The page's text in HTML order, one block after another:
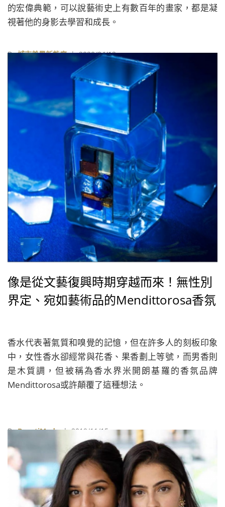
的宏偉典範，可以說藝術史上有數百年的畫家，都是凝
視著他的身影去學習和成長。
By城市美學新態度| 2020/04/12
像是從文藝復興時期穿越而來！無性別
界定、宛如藝術品的Mendittorosa香氛
香水代表著氣質和嗅覺的記憶，但在許多人的刻板印象
中，女性香水卻經常與花香、果香劃上等號，而男香則
是木質調，但被稱為香水界米開朗基羅的香氛品牌
Mendittorosa或許顛覆了這種想法。
ByBeautiMode| 2019/11/15